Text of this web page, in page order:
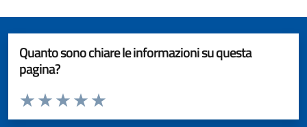
Quanto sono chiare le informazioni su questa
pagina?
Valuta da 1 a 5 stelle la pagina
Valuta 5 stelle su 5
Valuta 4 stelle su 5
Valuta 3 stelle su 5
Valuta 2 stelle su 5
Valuta 1 stelle su 5